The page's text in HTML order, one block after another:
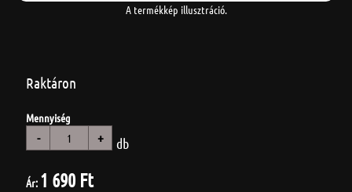
A termékkép illusztráció.
Raktáron
Mennyiség
- + db
Ár: 1 690 Ft